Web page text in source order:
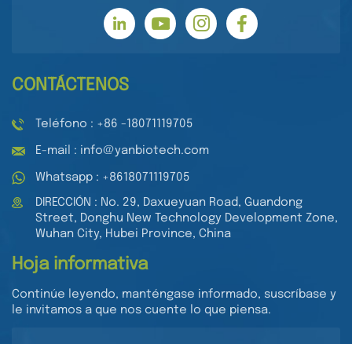
CONTÁCTENOS
Teléfono : +86 -18071119705
E-mail : info@yanbiotech.com
Whatsapp : +8618071119705
DIRECCIÓN : No. 29, Daxueyuan Road, Guandong
Street, Donghu New Technology Development Zone,
Wuhan City, Hubei Province, China
Hoja informativa
Continúe leyendo, manténgase informado, suscríbase y
le invitamos a que nos cuente lo que piensa.